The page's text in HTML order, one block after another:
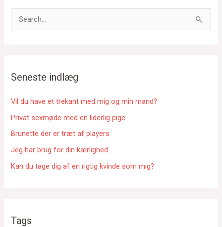
ø
f
e
r
:
Seneste indlæg
Vil du have et trekant med mig og min mand?
Privat sexmøde med en liderlig pige
Brunette der er træt af players
Jeg har brug for din kærlighed…
Kan du tage dig af en rigtig kvinde som mig?
Tags